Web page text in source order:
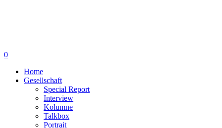
0
Home
Gesellschaft
Special Report
Interview
Kolumne
Talkbox
Portrait